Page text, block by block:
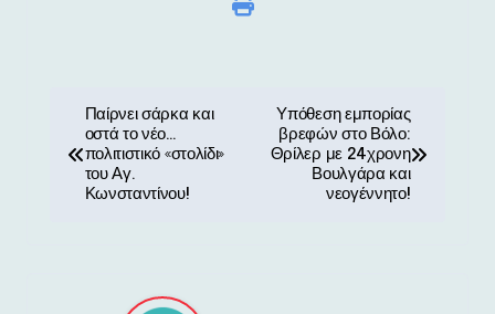
Παίρνει σάρκα και
οστά το νέο…
πολιτιστικό «στολίδι»
του Αγ.
Κωνσταντίνου!
Υπόθεση εμπορίας
βρεφών στο Βόλο:
Θρίλερ με 24χρονη
Βουλγάρα και
νεογέννητο!